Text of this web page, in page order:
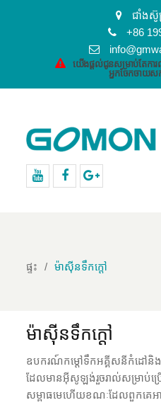
ជាំងស៊ូ
+86
យើងផ្តល់ជូនសម្រាប់តែកា
អ្នកចែកចាយស
ផ្ទះ ម៉ាស៊ីនទឹកក្តៅ
ម៉ាស៊ីនទឹកក្តៅ
ឧបករណ៍កម្តៅទឹកអគ្គីសនីកំដៅនិង
ដែលមានអ៊ីសូឡង់រួចរាល់សម្រាប់ប្រ
សម្ពាធមេហើយខណៈដែលពួកគេអ